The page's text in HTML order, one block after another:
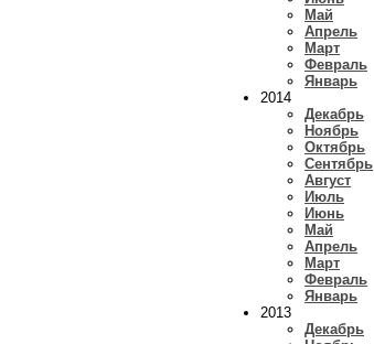
Май
Апрель
Март
Февраль
Январь
2014
Декабрь
Ноябрь
Октябрь
Сентябрь
Август
Июль
Июнь
Май
Апрель
Март
Февраль
Январь
2013
Декабрь